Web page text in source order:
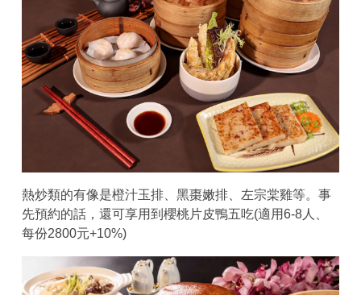
熱炒類的有像是橙汁玉排、黑棗嫩排、左宗棠雞等。事
先預約的話，還可享用到櫻桃片皮鴨五吃(適用6-8人、
每份2800元+10%)